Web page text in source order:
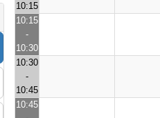
10:15
10:15
-
10:30
10:30
-
10:45
10:45